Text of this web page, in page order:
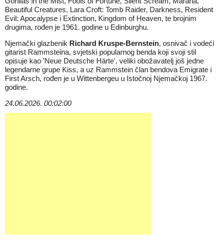
Beautiful Creatures, Lara Croft: Tomb Raider, Darkness, Resident
Evil: Apocalypse i Extinction, Kingdom of Heaven, te brojnim
drugima, rođen je 1961. godine u Edinburghu.
Njemački glazbenik Richard Kruspe-Bernstein, osnivač i vodeći
gitarist Rammsteina, svjetski popularnog benda koji svoji stil
opisuje kao 'Neue Deutsche Härte', veliki obožavatelj još jedne
legendarne grupe Kiss, a uz Rammstein član bendova Emigrate i
First Arsch, rođen je u Wittenbergeu u Istočnoj Njemačkoj 1967.
godine.
24.06.2026. 00:02:00